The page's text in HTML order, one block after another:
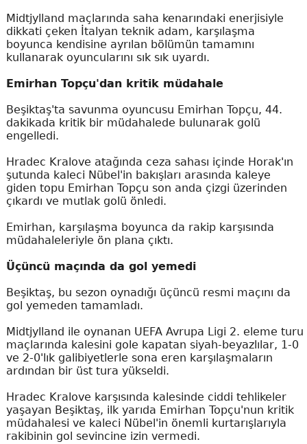
Midtjylland maçlarında saha kenarındaki enerjisiyle
dikkati çeken İtalyan teknik adam, karşılaşma
boyunca kendisine ayrılan bölümün tamamını
kullanarak oyuncularını sık sık uyardı.
Emirhan Topçu'dan kritik müdahale
Beşiktaş'ta savunma oyuncusu Emirhan Topçu, 44.
dakikada kritik bir müdahalede bulunarak golü
engelledi.
Hradec Kralove atağında ceza sahası içinde Horak'ın
şutunda kaleci Nübel'in bakışları arasında kaleye
giden topu Emirhan Topçu son anda çizgi üzerinden
çıkardı ve mutlak golü önledi.
Emirhan, karşılaşma boyunca da rakip karşısında
müdahaleleriyle ön plana çıktı.
Üçüncü maçında da gol yemedi
Beşiktaş, bu sezon oynadığı üçüncü resmi maçını da
gol yemeden tamamladı.
Midtjylland ile oynanan UEFA Avrupa Ligi 2. eleme turu
maçlarında kalesini gole kapatan siyah-beyazlılar, 1-0
ve 2-0'lık galibiyetlerle sona eren karşılaşmaların
ardından bir üst tura yükseldi.
Hradec Kralove karşısında kalesinde ciddi tehlikeler
yaşayan Beşiktaş, ilk yarıda Emirhan Topçu'nun kritik
müdahalesi ve kaleci Nübel'in önemli kurtarışlarıyla
rakibinin gol sevincine izin vermedi.